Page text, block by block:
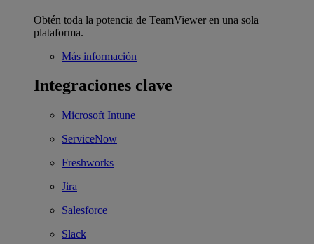
Obtén toda la potencia de TeamViewer en una sola
plataforma.
Más información
Integraciones clave
Microsoft Intune
ServiceNow
Freshworks
Jira
Salesforce
Slack